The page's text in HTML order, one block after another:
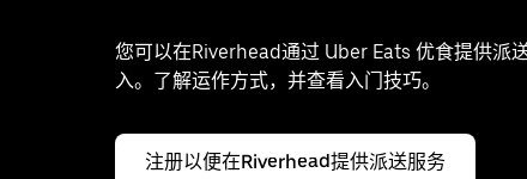
您可以在Riverhead通过 Uber Eats 优食提供派
入。了解运作方式，并查看入门技巧。
注册以便在Riverhead提供派送服务